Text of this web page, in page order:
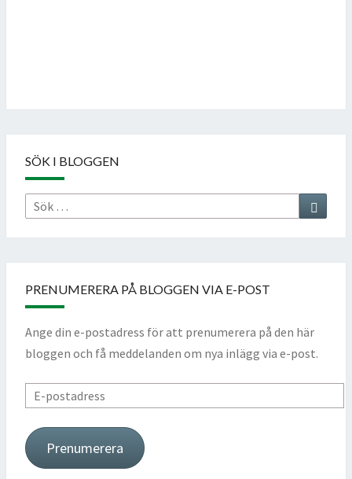
SÖK I BLOGGEN
Sök
efter:
Sök
PRENUMERERA PÅ BLOGGEN VIA E-POST
Ange din e-postadress för att prenumerera på den här
bloggen och få meddelanden om nya inlägg via e-post.
E-
postadress
Prenumerera